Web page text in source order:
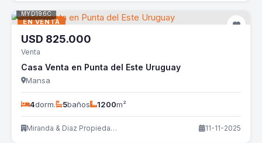
EN VENTA
MYD196C
USD 825.000
Venta
Casa Venta en Punta del Este Uruguay
Mansa
4dorm. 5baños 1200m²
Miranda & Diaz Propiedades 11-11-2025